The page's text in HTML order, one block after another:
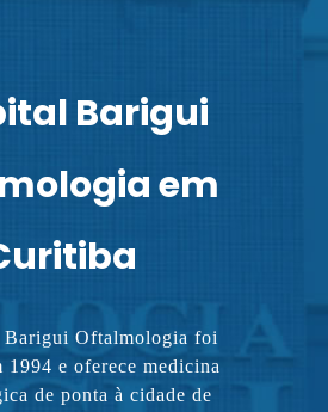
Barigui
em
Oftalmologia foi
1994 e oferece medicina
de ponta à cidade de